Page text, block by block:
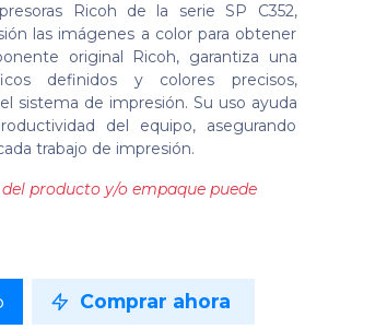
Ricoh de la serie SP C352,
las imágenes a color para obtener
original Ricoh, garantiza una
definidos y colores precisos,
sistema de impresión. Su uso ayuda
del equipo, asegurando
trabajo de impresión.
producto y/o empaque puede
Comprar ahora